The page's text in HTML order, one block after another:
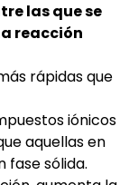
las que se
reacción
rápidas que
iónicos
aquellas en
fase sólida.